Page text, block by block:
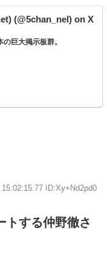
(@5chan_nel) on X
巨大掲示板群。
15:02:15.77 ID:Xy+Nd2pd0
トする仲野徹さ